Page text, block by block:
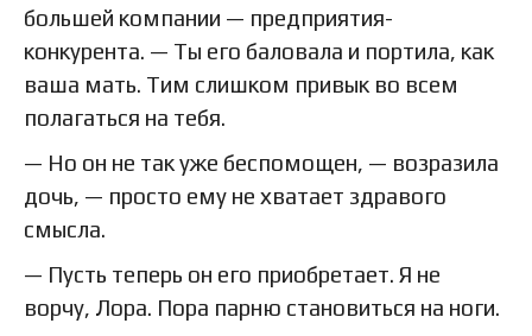
большей компании — предприятия-
конкурента. — Ты его баловала и портила, как
ваша мать. Тим слишком привык во всем
полагаться на тебя.
— Но он не так уже беспомощен, — возразила
дочь, — просто ему не хватает здравого
смысла.
— Пусть теперь он его приобретает. Я не
ворчу, Лора. Пора парню становиться на ноги.